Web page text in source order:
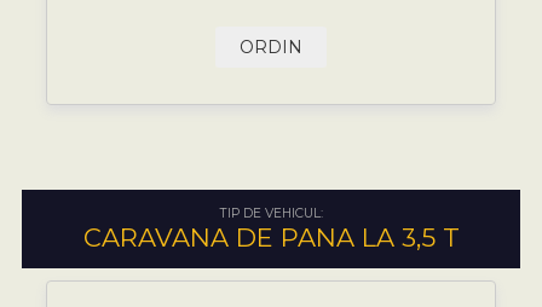
ORDIN
TIP DE VEHICUL:
CARAVANA DE PANA LA 3,5 T